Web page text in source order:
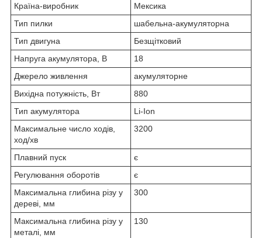
Країна-виробник
Мексика
Тип пилки
шабельна-акумуляторна
Тип двигуна
Безщітковий
Напруга акумулятора, В
18
Джерело живлення
акумуляторне
Вихідна потужність, Вт
880
Тип акумулятора
Li-Ion
Максимальне число ходів,
ход/хв
3200
Плавний пуск
є
Регулювання оборотів
є
Максимальна глибина різу у
дереві, мм
300
Максимальна глибина різу у
металі, мм
130